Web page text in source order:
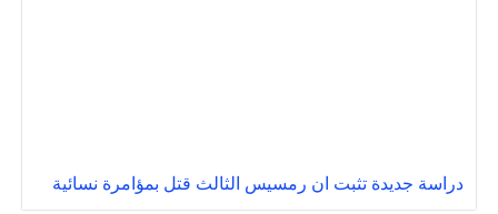
دراسة جديدة تثبت ان رمسيس الثالث قتل بمؤامرة نسائية